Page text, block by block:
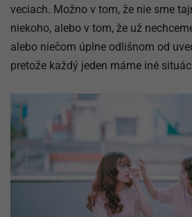
veciach. Možno v tom, že nie sme
niekoho, alebo v tom, že už
alebo niečom úplne odlišnom od
pretože každý jeden máme iné